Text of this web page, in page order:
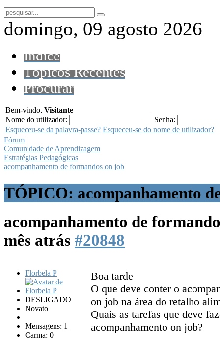
domingo, 09 agosto 2026
Índice
Tópicos Recentes
Procurar
Bem-vindo, Visitante
Nome do utilizador:
Senha:
Esqueceu-se da palavra-passe? Esqueceu-se do nome de utilizador?
Fórum
Comunidade de Aprendizagem
Estratégias Pedagógicas
acompanhamento de formandos on job
TÓPICO: acompanhamento
acompanhamento de
mês atrás #20848
Florbela P
DESLIGADO
Novato
Mensagens: 1
Carma: 0
Boa tarde
O que deve conter o
on job na área do retalho
Quais as tarefas que deve
acompanhamento on job?